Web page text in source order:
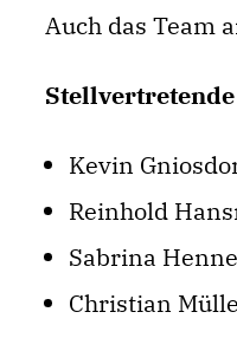
Auch das Team
Kevin
Reinhold
Sabrina
Christian